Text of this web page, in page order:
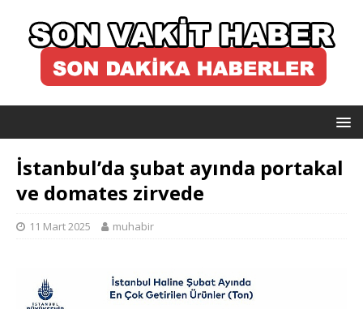
İstanbul’da şubat ayında portakal
ve domates zirvede
11 Mart 2025 muhabir